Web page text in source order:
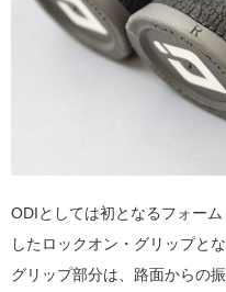
ODIとしては初となるフォー
したロックオン・グリップとな
グリップ部分は、路面からの